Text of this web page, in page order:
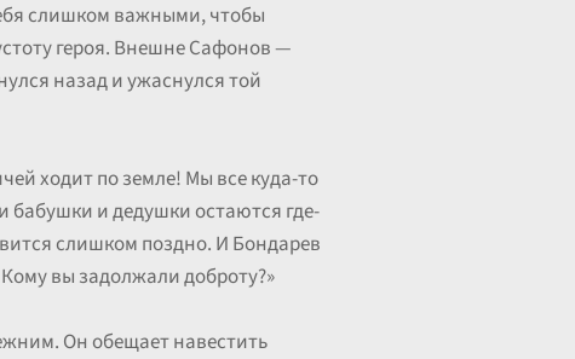
слишком важными, чтобы
героя. Внешне Сафонов —
назад и ужаснулся той
ходит по земле! Мы все куда-то
и дедушки остаются где-
слишком поздно. И Бондарев
вы задолжали доброту?»
Он обещает навестить